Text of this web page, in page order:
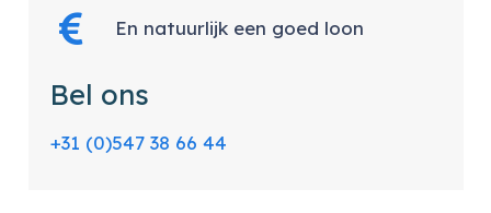
En natuurlijk een goed loon
Bel ons
+31 (0)547 38 66 44